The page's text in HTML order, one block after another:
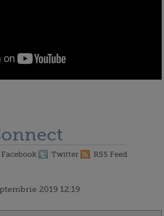
Facebook Twitter RSS Feed
2019 12:19